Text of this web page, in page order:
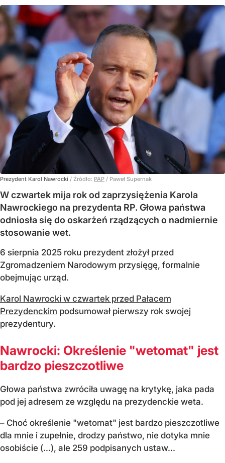
Prezydent Karol Nawrocki / Źródło: PAP / Paweł Supernak
W czwartek mija rok od zaprzysiężenia Karola
Nawrockiego na prezydenta RP. Głowa państwa
odniosła się do oskarżeń rządzących o nadmiernie
stosowanie wet.
6 sierpnia 2025 roku prezydent złożył przed
Zgromadzeniem Narodowym przysięgę, formalnie
obejmując urząd.
Karol Nawrocki w czwartek przed Pałacem
Prezydenckim podsumował pierwszy rok swojej
prezydentury.
Nawrocki: Określenie "wetomat" jest
bardzo pieszczotliwe
Głowa państwa zwróciła uwagę na krytykę, jaka pada
pod jej adresem ze względu na prezydenckie weta.
– Choć określenie "wetomat" jest bardzo pieszczotliwe
dla mnie i zupełnie, drodzy państwo, nie dotyka mnie
osobiście (…), ale 259 podpisanych ustaw...